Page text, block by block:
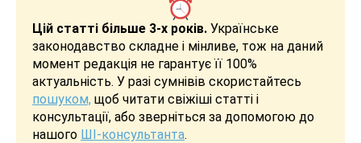
Цій статті більше 3-х років. Українське
законодавство складне і мінливе, тож на даний
момент редакція не гарантує її 100%
актуальність. У разі сумнівів скористайтесь
пошуком, щоб читати свіжіші статті і
консультації, або зверніться за допомогою до
нашого ШІ-консультанта.